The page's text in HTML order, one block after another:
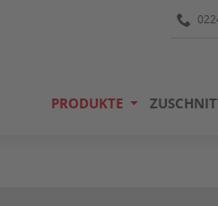
PRODUKTE